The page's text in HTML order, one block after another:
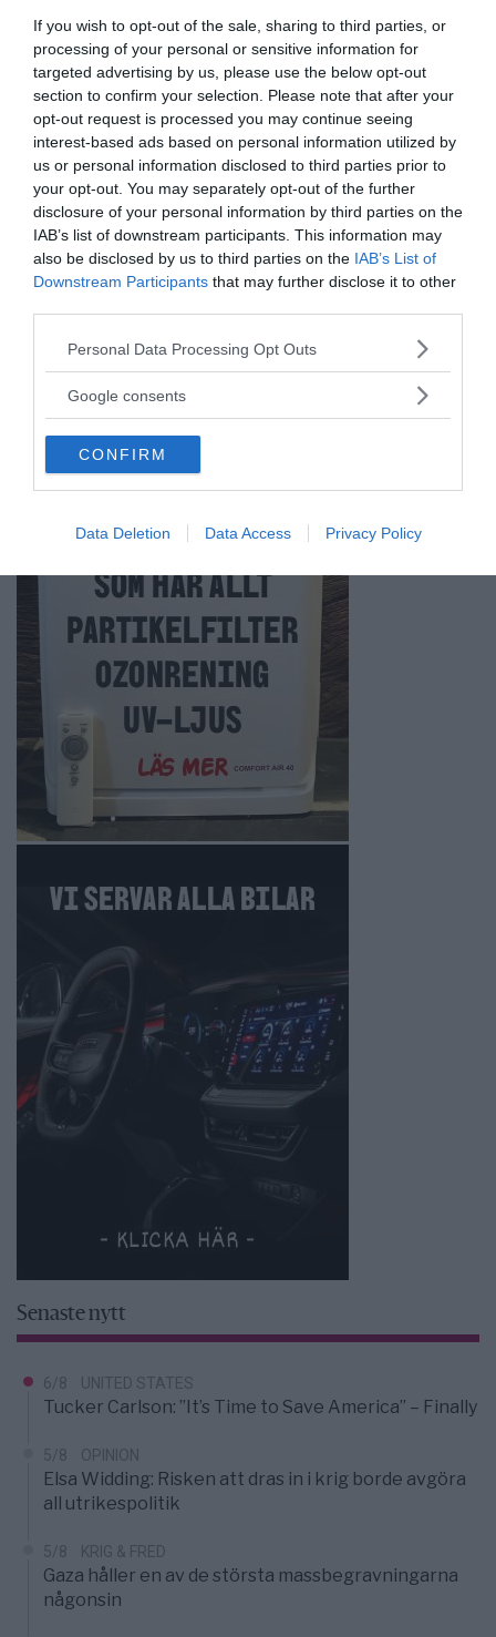
If you wish to opt-out of the sale, sharing to third parties, or
processing of your personal or sensitive information for
targeted advertising by us, please use the below opt-out
section to confirm your selection. Please note that after your
opt-out request is processed you may continue seeing
interest-based ads based on personal information utilized by
us or personal information disclosed to third parties prior to
your opt-out. You may separately opt-out of the further
disclosure of your personal information by third parties on the
IAB’s list of downstream participants. This information may
also be disclosed by us to third parties on the IAB’s List of
Downstream Participants that may further disclose it to other
Please note that this website/app uses one or more Google
not limited to your visit or usage behaviour. You may click to
use your data for below specified purposes in below Google
consent section.
Personal Data Processing Opt Outs
Google consents
CONFIRM
Data Deletion Data Access Privacy Policy
ANNONSER
Senaste nytt
6/8 UNITED STATES
Tucker Carlson: ”It’s Time to Save America” – Finally
5/8 OPINION
Elsa Widding: Risken att dras in i krig borde avgöra
all utrikespolitik
5/8 KRIG & FRED
Gaza håller en av de största massbegravningarna
någonsin